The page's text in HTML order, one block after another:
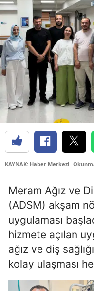
KAYNAK: Haber Merkezi
Meram Ağız ve
(ADSM) akşam
uygulaması
hizmete açılan
ağız ve diş
kolay ulaşması